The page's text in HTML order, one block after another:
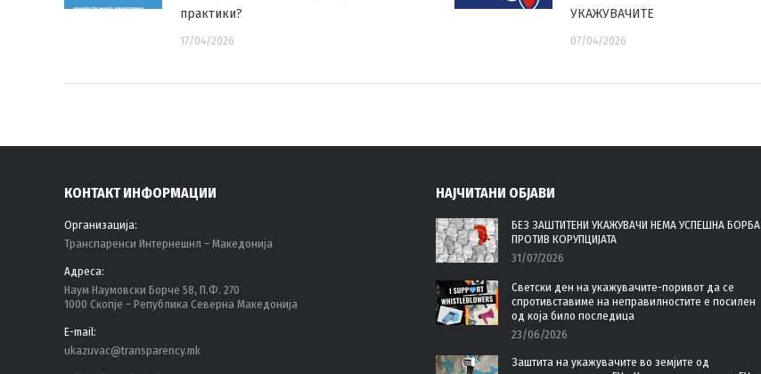
практики?
17/04/2026
УКАЖУВАЧИТЕ
07/04/2026
КОНТАКТ ИНФОРМАЦИИ
Организација:
Tранспаренси Интернешнл – Македонија
Адреса:
Наум Наумовски Борче 58, П.Ф. 270
1000 Скопје – Република Северна Македонија
E-mail:
ukazuvac@transparency.mk
НАЈЧИТАНИ ОБЈАВИ
БЕЗ ЗАШТИТЕНИ УКАЖУВАЧИ НЕМА УСПЕШНА БОРБА
ПРОТИВ КОРУПЦИЈАТА
31/07/2026
Светски ден на укажувачите-поривот да се
спротивставиме на неправилностите е посилен
од која било последица
23/06/2026
Заштита на укажувачите во земјите од